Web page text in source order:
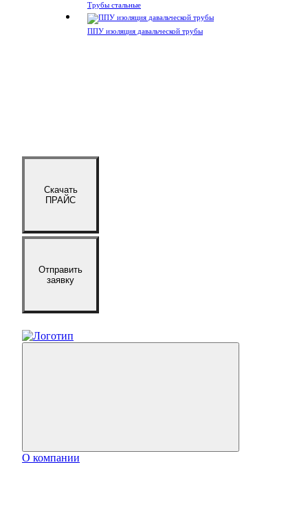
Трубы стальные
ППУ изоляция давальческой трубы
Скачать
ПРАЙС
Отправить
заявку
О компании